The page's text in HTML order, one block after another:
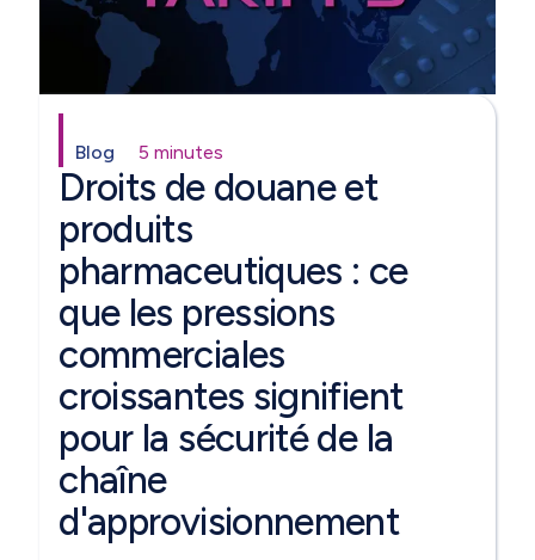
Blog 5 minutes
Droits de douane et
produits
pharmaceutiques : ce
que les pressions
commerciales
croissantes signifient
pour la sécurité de la
chaîne
d'approvisionnement